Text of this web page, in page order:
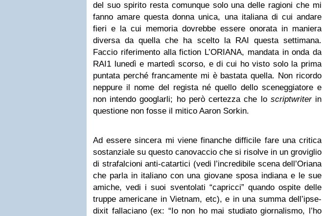
del suo spirito resta comunque solo una delle ragioni che mi
fanno amare questa donna unica, una italiana di cui andare
fieri e la cui memoria dovrebbe essere onorata in maniera
diversa da quella che ha scelto la RAI questa settimana.
Faccio riferimento alla fiction L’ORIANA, mandata in onda da
RAI1 lunedì e martedì scorso, e di cui ho visto solo la prima
puntata perché francamente mi è bastata quella. Non ricordo
neppure il nome del regista né quello dello sceneggiatore e
non intendo googlarli; ho però certezza che lo scriptwriterin
questione non fosse il mitico Aaron Sorkin.
Ad essere sincera mi viene finanche difficile fare una critica
sostanziale su questo canovaccio che si risolve in un groviglio
di strafalcioni anti-catartici (vedi l’incredibile scena dell’Oriana
che parla in italiano con una giovane sposa indiana e le sue
amiche, vedi i suoi sventolati “capricci” quando ospite delle
truppe americane in Vietnam, etc), e in una summa dell’ipse-
dixit fallaciano (ex: “Io non ho mai studiato giornalismo, l’ho